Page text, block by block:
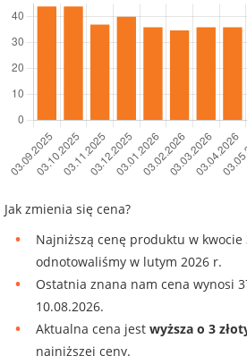
Jak zmienia się cena?
Najniższą cenę produktu w kwocie
odnotowaliśmy w lutym 2026 r.
Ostatnia znana nam cena wynosi
10.08.2026.
Aktualna cena jest wyższa o 3
najniższej ceny.